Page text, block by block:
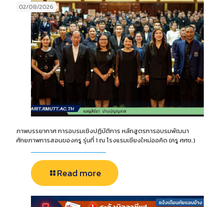
02/08/2026
ภาพบรรยากาศ การอบรมเชิงปฏิบัติการ หลักสูตรการอบรมพัฒนา
ศักยภาพการสอนของครู รุ่นที่ 1 ณ โรงแรมเชียงใหม่ออคิด (ครู ศศช.)
Read more